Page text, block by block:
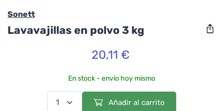
Sonett
Lavavajillas en polvo 3 kg
20,11 €
En stock - envío hoy mismo
Añadir al carrito